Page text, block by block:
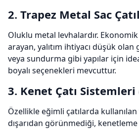
2. Trapez Metal Sac
Oluklu metal levhalardır. Ekonomik
arayan, yalıtım ihtiyacı düşük
veya sundurma gibi yapılar için
boyalı seçenekleri mevcuttur.
3. Kenet Çatı
Özellikle eğimli çatılarda kullanılan
dışarıdan görünmediği,